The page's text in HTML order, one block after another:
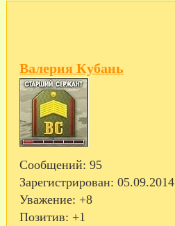
Валерия Кубань
Сообщений: 95
Зарегистрирован: 05.09.2014
Уважение: +8
Позитив: +1